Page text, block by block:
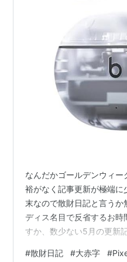
なんだかゴールデンウィ
裕がなく記事更新が極端に
末なので散財日記と言うか
ディス名目で反省するお時
すか、数少ない5月の更新
う。 sylve.hatenablog.jp
#散財日記 #大赤字 #